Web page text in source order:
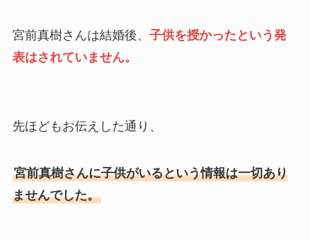
宮前真樹さんは結婚後、 子供を授かったという発
表はされていません。
先ほどもお伝えした通り、
宮前真樹さんに子供がいるという情報は一切あり
ませんでした。